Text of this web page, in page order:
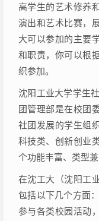
高学生的艺术修养
演出和艺术比赛，
大可以参加的主要
和职责，你可以根
织参加。
沈阳工业大学学生
团管理部是在校团
社团发展的学生组
科技类、创新创业
个功能丰富、类型
在沈工大（沈阳工
包括以下几个方面
参与各类校园活动